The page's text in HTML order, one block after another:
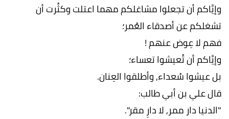
وإيَّاكم أن تجعلوا مشاغلكم مهما اعتلت وكثُرت أن
تشغلكم عن أصدقاء العُمر؛
فهم لا عِوض عنهم !
وإيَّاكم أن تُعيشوا تعساء؛
بل عيشوا سُعداء, وأطلقوا العِنان.
قال علي بن أبي طالب:
"الدنيا دار ممر, لا دارِ مقر".